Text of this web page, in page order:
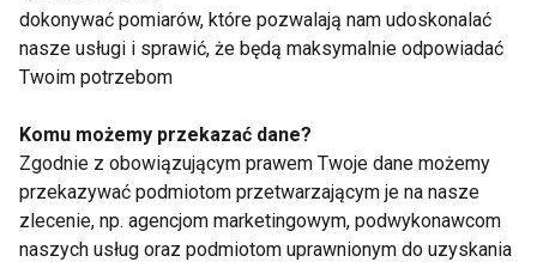
naprawdę tuczy?
Dietetyk wyjaśnia, co
mówi nauka
nadal jesteś głodny?
Dietetyk wyjaśnia
najczęstsze błędy
podczas odchudzania
Pokaż więcej
dokonywać pomiarów, które pozwalają nam udoskonalać
nasze usługi i sprawić, że będą maksymalnie odpowiadać
Twoim potrzebom
Komu możemy przekazać dane?
Zgodnie z obowiązującym prawem Twoje dane możemy
przekazywać podmiotom przetwarzającym je na nasze
zlecenie, np. agencjom marketingowym, podwykonawcom
naszych usług oraz podmiotom uprawnionym do uzyskania